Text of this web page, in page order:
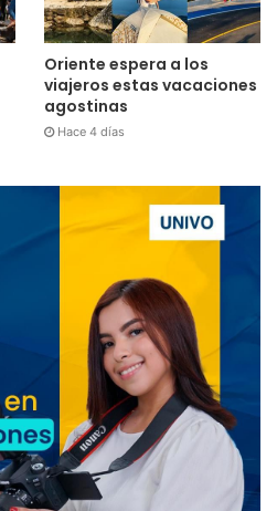
Oriente espera a los
viajeros estas vacaciones
agostinas
Hace 4 días